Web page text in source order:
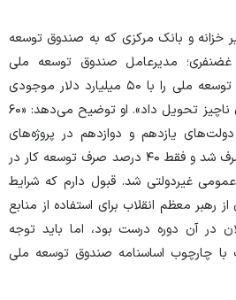
خزانه و بانک مرکزی که به صندوق توسعه
مدیرعامل صندوق توسعه ملی
می‌گوید: «دولت قبل صندوق توسعه ملی را با ۵۰ میلیارد دلار موجودی
تحویل گرفت، اما با موجودی ناچیز تحویل داد». او توضیح می‌دهد: «۶۰
یازدهم و دوازدهم در پروژه‌های
مختلف و مخارج بودجه‌ای صرف شد و فقط ۴۰ درصد صرف توسعه کار در
غیردولتی شد. قبول دارم که شرایط
معظم انقلاب برای استفاده از منابع
در آن دوره درست بود، اما باید توجه
چارچوب اساسنامه صندوق توسعه ملی